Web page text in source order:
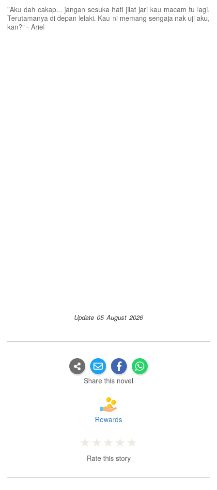
"Aku dah cakap... jangan sesuka hati jilat jari kau macam tu lagi.
Terutamanya di depan lelaki. Kau ni memang sengaja nak uji aku,
kan?" - Ariel
Update 05 August 2026
Share this novel
Rewards
Rate this story